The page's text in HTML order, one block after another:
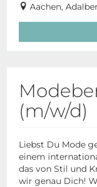
Aachen,
(m/w/d)
Liebst Du Mode
einem
das von Stil und
wir genau Dich!